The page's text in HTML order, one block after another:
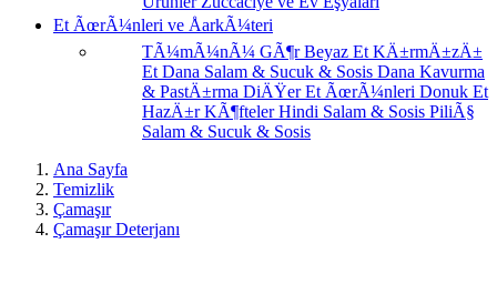
Et ÃœrÃ¼nleri ve ÅarkÃ¼teri
TÃ¼mÃ¼nÃ¼ GÃ¶rBeyaz Et KÄ±rmÄ±zÄ±
Et Dana Salam & Sucuk & Sosis Dana Kavurma
& PastÄ±rma DiÄŸer Et ÃœrÃ¼nleri Donuk Et
HazÄ±r KÃ¶ftelerHindi Salam & Sosis PiliÃ§
Salam & Sucuk & Sosis
Ana Sayfa
Temizlik
Çamaşır
Çamaşır Deterjanı